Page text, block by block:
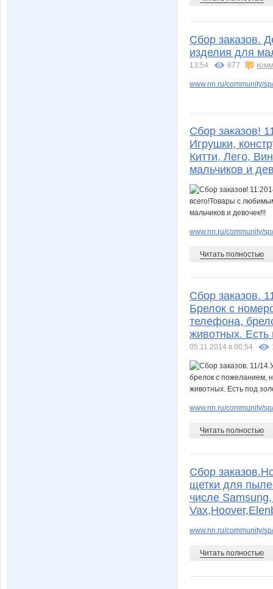
Сбор заказов.
изделия для
13:54 877
www.nn.ru/community/
Сбор заказов!
Игрушки,
Китти, Лего,
мальчиков и
www.nn.ru/community/
Читать полностью
Сбор заказов.
Брелок с
телефона,
животных.
05.11.2014 в 00:54
www.nn.ru/community/
Читать полностью
Сбор
щетки для
числе
www.nn.ru/community/
Читать полностью